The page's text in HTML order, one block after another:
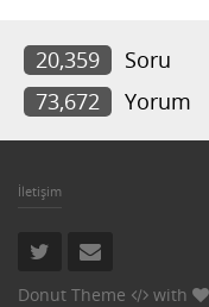
20,359 Soru
73,672
Yorum
İletişim
Donut Theme with